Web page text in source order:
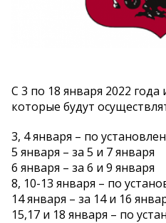
С 3 по 18 января 2022
которые будут
3, 4 января – по
5 января – за 5 и 7 января
6 января – за 6 и 9 января
8, 10-13 января – по
14 января – за 14 и 16
15,17 и 18 января – по